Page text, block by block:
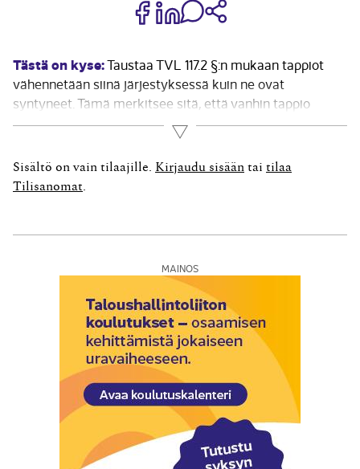
Jaa Share on Facebook
Jaa Share on LinkedIn
Jaa WhatsApp-viestinä
Tästä on kyse:Taustaa TVL 117.2 §:n mukaan tappiot
vähennetään siinä järjestyksessä kuin ne ovat
syntyneet. Tämä merkitsee sitä, että vanhin tappio
vähennetään ensin. Verovelvollisella ei siis ole oikeutta
päättää, minkä vuoden tappio kulloinkin vähennetään.
Hänellä ei ole myöskään oikeutta päättää, että tappiota...
Lue lisää
Sisältö on vain tilaajille. Kirjaudu sisään tai tilaa
Tilisanomat
MAINOS